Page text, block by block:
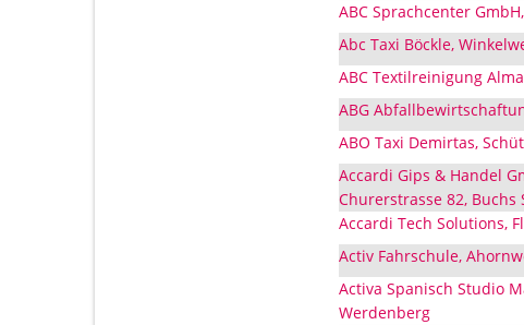
ABC Sprachcenter
Abc Taxi Böckle,
ABC Textilreinigung
ABG
ABO Taxi Demirtas,
Accardi Gips & Handel
Churerstrasse 82, Buchs
Accardi Tech Solutions,
Activ Fahrschule,
Activa Spanisch Studio
Werdenberg